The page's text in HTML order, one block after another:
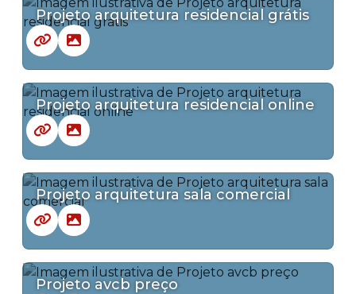
Projeto arquitetura residencial grátis
Projeto arquitetura residencial online
Projeto arquitetura sala comercial
Projeto avcb preço